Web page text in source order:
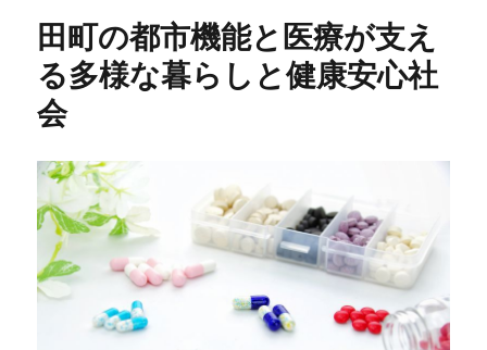
田町の都市機能と医療が支え
る多様な暮らしと健康安心社
会